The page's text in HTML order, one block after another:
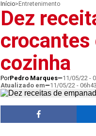
Início> Entretenimento
Dez
crocantes
cozinha
PorPedro Marques 11/05/22 -
Atualizado em
11/05/22 -